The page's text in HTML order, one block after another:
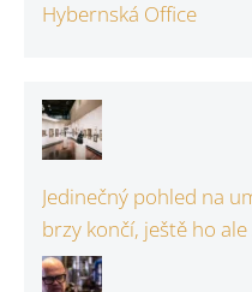
Hybernská Office
Jedinečný pohled na
brzy končí, ještě ho